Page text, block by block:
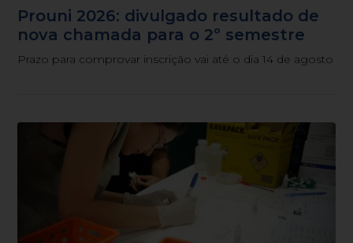
Prouni 2026: divulgado resultado de
nova chamada para o 2º semestre
Prazo para comprovar inscrição vai até o dia 14 de agosto